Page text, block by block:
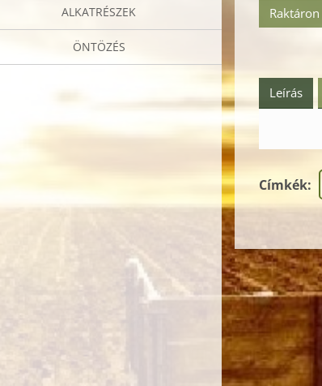
ALKATRÉSZEK
ÖNTÖZÉS
Raktáron
Leírás
Címkék: